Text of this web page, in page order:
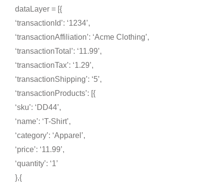
dataLayer = [{
‘transactionId’: ‘1234’,
‘transactionAffiliation’: ‘Acme Clothing’,
‘transactionTotal’: ‘11.99’,
‘transactionTax’: ‘1.29’,
‘transactionShipping’: ‘5’,
‘transactionProducts’: [{
‘sku’: ‘DD44’,
‘name’: ‘T-Shirt’,
‘category’: ‘Apparel’,
‘price’: ‘11.99’,
‘quantity’: ‘1’
},{